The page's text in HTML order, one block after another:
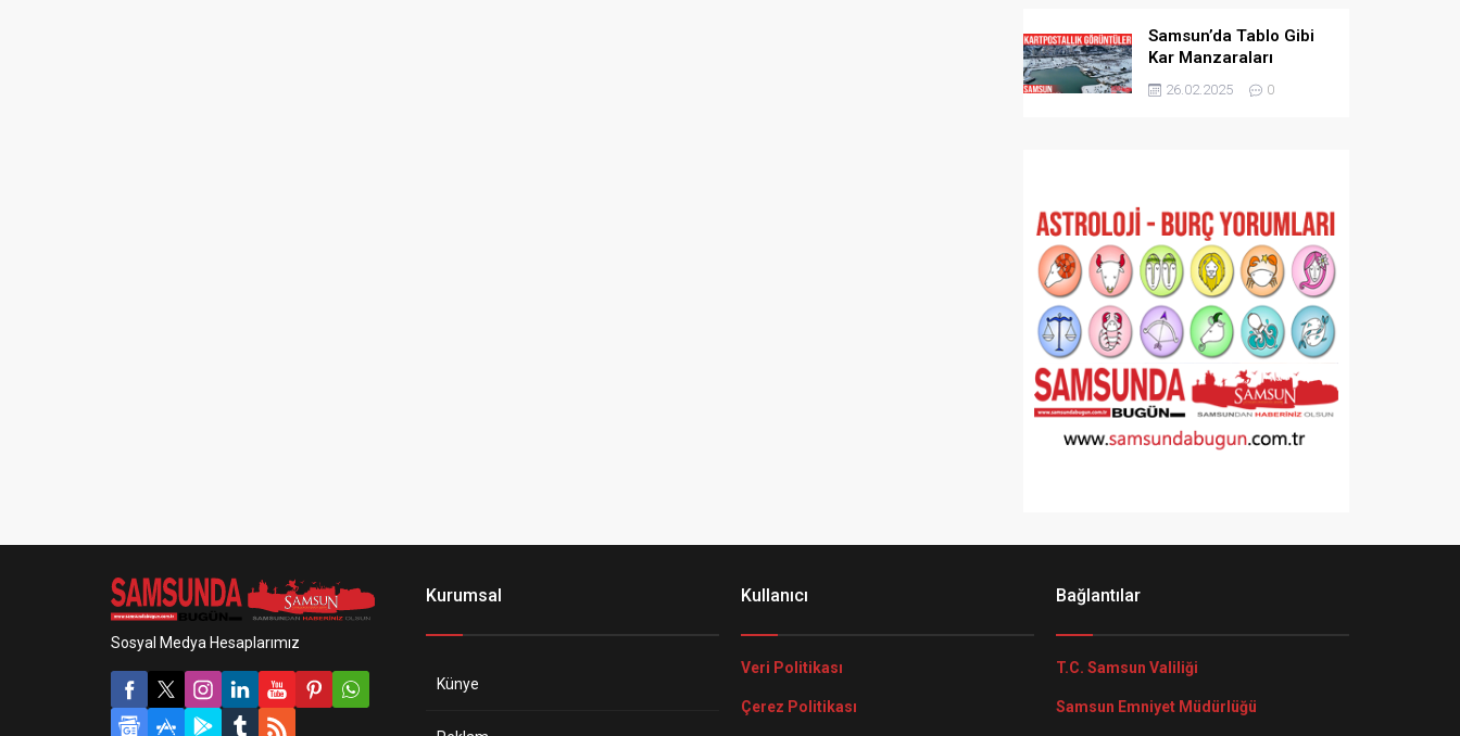
Samsun’da Tablo Gibi
Kar Manzaraları
26.02.2025 0
Sosyal Medya Hesaplarımız
Kurumsal
Künye
Kullanıcı
Veri Politikası
Çerez Politikası
Bağlantılar
T.C. Samsun Valiliği
Samsun Emniyet Müdürlüğü